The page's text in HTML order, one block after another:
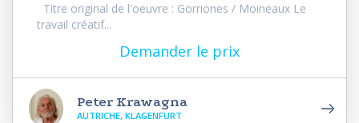
Titre original de l'oeuvre : Gorriones / Moineaux Le
travail créatif...
Demander le prix
Peter Krawagna
AUTRICHE, KLAGENFURT